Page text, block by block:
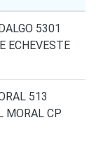
5301
ECHEVESTE
513
MORAL CP